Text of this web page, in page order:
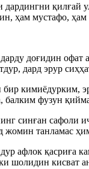
қилғай
ҳам мустафо,
доғидин офат
дард эрур
кимиёдурким,
фузун
синған сафоли
танламас
афлок қасриға
шолидин кисват